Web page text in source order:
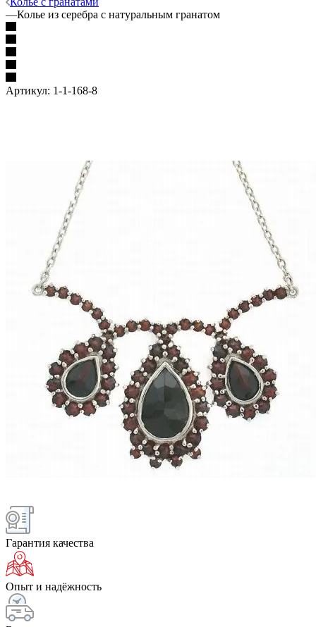
—Колье из серебра с натуральным гранатом
Артикул: 1-1-168-8
Гарантия качества
Опыт и надёжность